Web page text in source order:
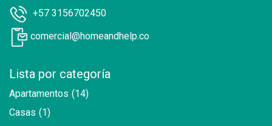
+57 3156702450
comercial@homeandhelp.co
Lista por categoría
Apartamentos (14)
Casas (1)